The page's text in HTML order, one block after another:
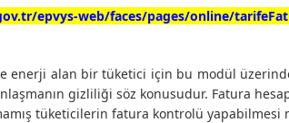
epvys-web/faces/pages/online/
enerji alan bir tüketici için bu modül
gizliliği söz konusudur. Fatura
tüketicilerin fatura kontrolü yapabilmesi